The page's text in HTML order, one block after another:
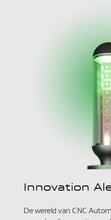
Innovation
De wereld van CNC